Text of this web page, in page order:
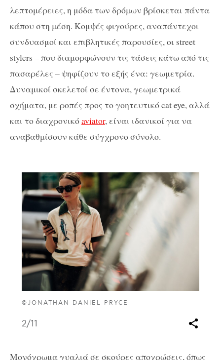
λεπτομέρειες, η μόδα των δρόμων βρίσκεται πάντα
κάπου στη μέση. Κομψές φιγούρες, αναπάντεχοι
συνδυασμοί και επιβλητικές παρουσίες, οι street
stylers – που διαμορφώνουν τις τάσεις κάτω από τις
πασαρέλες – ψηφίζουν το εξής ένα: γεωμετρία.
Δυναμικοί σκελετοί σε έντονα, γεωμετρικά
σχήματα, με ροπές προς το γοητευτικό cat eye, αλλά
και το διαχρονικόaviator, είναι ιδανικοί για να
αναβαθμίσουν κάθε σύγχρονο σύνολο.
©JONATHAN DANIEL PRYCE
2/11
Μονόχρωμα γυαλιά σε σκούρες αποχρώσεις, όπως